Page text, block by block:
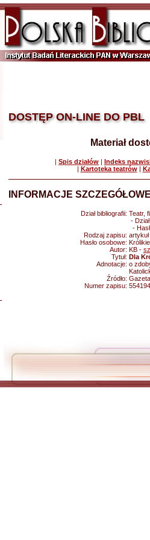
DOSTĘP ON-LINE DO PBL
Materiał
| Spis działów | Indeks
| Kartoteka teatrów|
INFORMACJE
Dział bibliografii: Teatr,
-
-
Rodzaj zapisu:
Hasło osobowe:
Autor: KB -
Tytuł: Dla
Adnotacje: o
Źródło:
Numer zapisu: